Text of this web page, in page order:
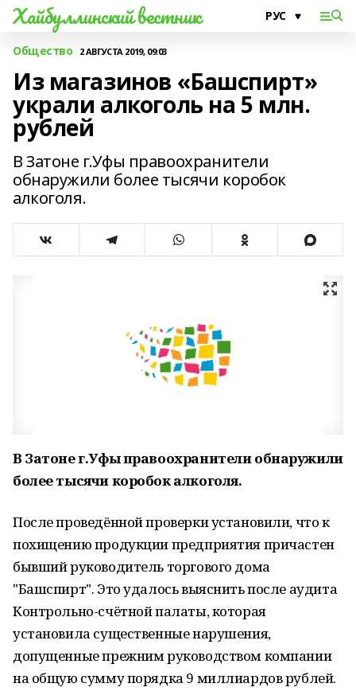
Хайбуллинский вестник
Общество 2 АВГУСТА 2019, 09:03
Из магазинов «Башспирт»
украли алкоголь на 5 млн.
рублей
В Затоне г.Уфы правоохранители
обнаружили более тысячи коробок
алкоголя.
В Затоне г.Уфы правоохранители обнаружили
более тысячи коробок алкоголя.
После проведённой проверки установили, что к
похищению продукции предприятия причастен
бывший руководитель торгового дома
"Башспирт". Это удалось выяснить после аудита
Контрольно-счётной палаты, которая
установила существенные нарушения,
допущенные прежним руководством компании
на общую сумму порядка 9 миллиардов рублей.